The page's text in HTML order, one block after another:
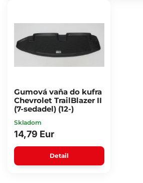
Gumová vaňa do kufra
Chevrolet TrailBlazer II
(7-sedadel) (12-)
Skladom
14,79 Eur
Detail